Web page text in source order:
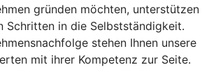
gründen möchten, unterstützen
Schritten in die Selbstständigkeit.
stehen Ihnen unsere
mit ihrer Kompetenz zur Seite.